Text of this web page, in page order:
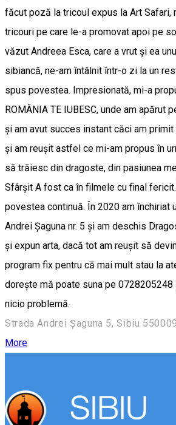
făcut poză la tricoul expus la Art Safari,
tricouri pe care le-a promovat apoi pe
văzut Andreea Esca, care a vrut și ea
sibiancă, ne-am întâlnit într-o zi la un
spus povestea. Impresionată, mi-a
ROMÂNIA TE IUBESC, unde am apărut
și am avut succes instant căci am
și am reușit astfel ce mi-am propus în
să trăiesc din dragoste, din pasiunea
Sfârșit A fost ca în filmele cu final
povestea continuă. În 2020 am închiriat
Andrei Șaguna nr. 5 și am deschis
și expun arta, dacă tot am reușit să
program fix pentru că mai mult stau la
dorește mă poate suna pe
nicio problemă.
Strada Andrei Șaguna 5, Sibiu
More